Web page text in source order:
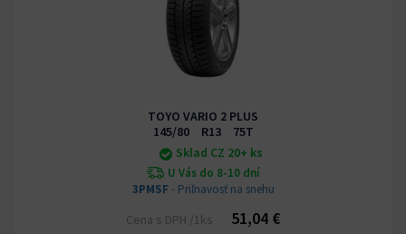
TOYO VARIO 2 PLUS
145/80 R13 75T
Sklad CZ 20+ ks
U Vás do 8-10 dní
3PMSF- Priľnavosť na snehu
Cena s DPH /1ks
51,04 €